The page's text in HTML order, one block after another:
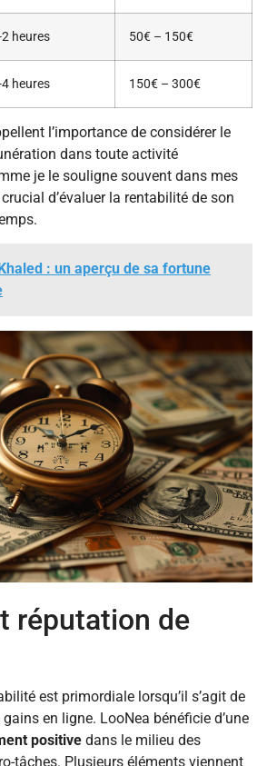
2 heures 50€ – 150€
heures 150€ – 300€
l’importance de considérer le
dans toute activité
je le souligne souvent dans mes
d’évaluer la rentabilité de son
: un aperçu de sa fortune
réputation de
est primordiale lorsqu’il s’agit de
en ligne. LooNea bénéficie d’une
positive dans le milieu des
tâches. Plusieurs éléments viennent